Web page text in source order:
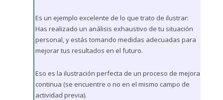
Es un ejemplo excelente de lo que trato de ilustrar:
Has realizado un análisis exhaustivo de tu situación
personal, y estás tomando medidas adecuadas para
mejorar tus resultados en el futuro.
Eso es la ilustración perfecta de un proceso de mejora
continua (se encuentre o no en el mismo campo de
actividad previa).